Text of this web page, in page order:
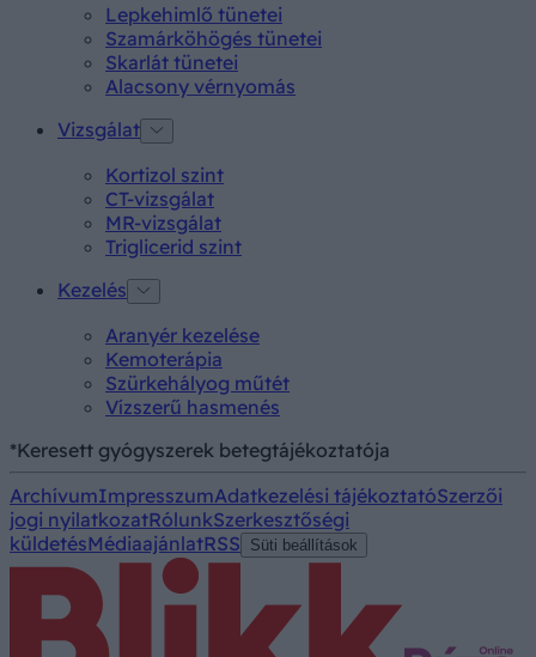
Lepkehimlő tünetei
Szamárköhögés tünetei
Skarlát tünetei
Alacsony vérnyomás
Vizsgálat
Kortizol szint
CT-vizsgálat
MR-vizsgálat
Triglicerid szint
Kezelés
Aranyér kezelése
Kemoterápia
Szürkehályog műtét
Vízszerű hasmenés
*Keresett gyógyszerek betegtájékoztatója
ArchívumImpresszumAdatkezelési tájékoztatóSzerzői
jogi nyilatkozatRólunkSzerkesztőségi
küldetésMédiaajánlatRSS Süti beállítások